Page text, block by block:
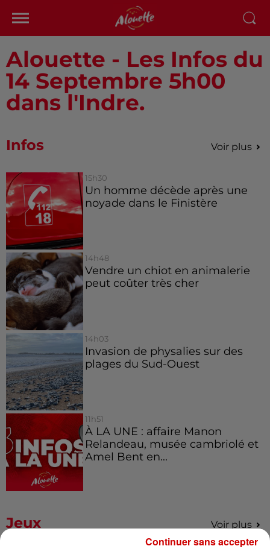
Alouette - Les Infos du
14 Septembre 5h00
dans l'Indre.
Infos Voir plus
15h30
Un homme décède après une
noyade dans le Finistère
14h48
Vendre un chiot en animalerie
peut coûter très cher
14h03
Invasion de physalies sur des
plages du Sud-Ouest
11h51
À LA UNE : affaire Manon
Relandeau, musée cambriolé et
Amel Bent en...
Jeux Voir plus
Continuer sans accepter